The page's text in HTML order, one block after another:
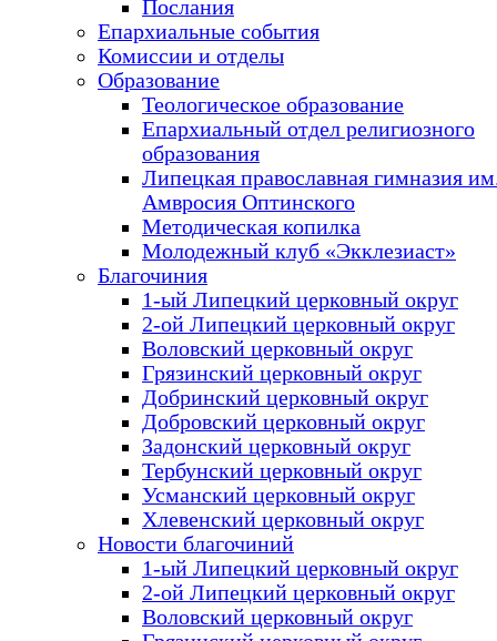
Послания
Епархиальные события
Комиссии и отделы
Образование
Теологическое образование
Епархиальный отдел религиозного
образования
Липецкая православная гимназия
Амвросия Оптинского
Методическая копилка
Молодежный клуб «Экклезиаст»
Благочиния
1-ый Липецкий церковный округ
2-ой Липецкий церковный округ
Воловский церковный округ
Грязинский церковный округ
Добринский церковный округ
Добровский церковный округ
Задонский церковный округ
Тербунский церковный округ
Усманский церковный округ
Хлевенский церковный округ
Новости благочиний
1-ый Липецкий церковный округ
2-ой Липецкий церковный округ
Воловский церковный округ